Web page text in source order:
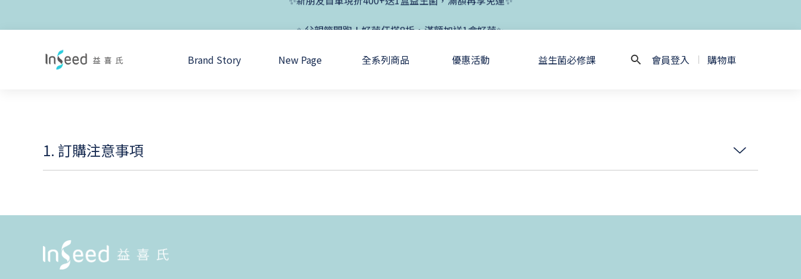
✨父親節開跑！好菌任搭8折，滿額加送1盒好菌✨
✨新朋友首單現折400+送1盒益生菌，滿額再享免運✨
Brand Story New Page 全系列商品 優惠活動 益生菌必修課 會員登入 購物車
1. 訂購注意事項